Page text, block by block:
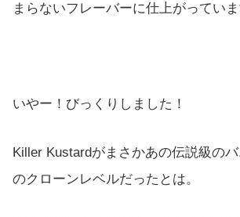
まらないフレーバーに仕上がっていま
いやー！びっくりしました！
Killer Kustardがまさかあの伝説級の
のクローンレベルだったとは。